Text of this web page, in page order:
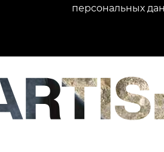
персональных